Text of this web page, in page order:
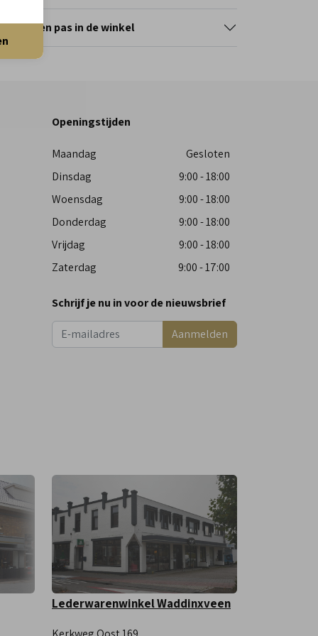
en pas in de winkel
Openingstijden
Maandag
Gesloten
Dinsdag
9:00 - 18:00
Woensdag
9:00 - 18:00
Donderdag
9:00 - 18:00
Vrijdag
9:00 - 18:00
Zaterdag
9:00 - 17:00
Schrijf je nu in voor de nieuwsbrief
Aanmelden
Lederwarenwinkel Waddinxveen